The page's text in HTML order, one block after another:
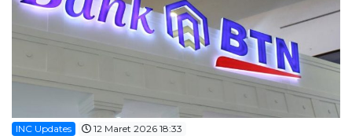
INC Updates 12 Maret 2026 18:33